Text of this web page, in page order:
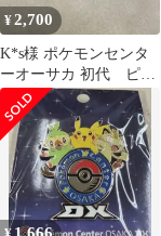
¥2,700
K*s様 ポケモンセンタ
ーオーサカ 初代 ピン
バッジ